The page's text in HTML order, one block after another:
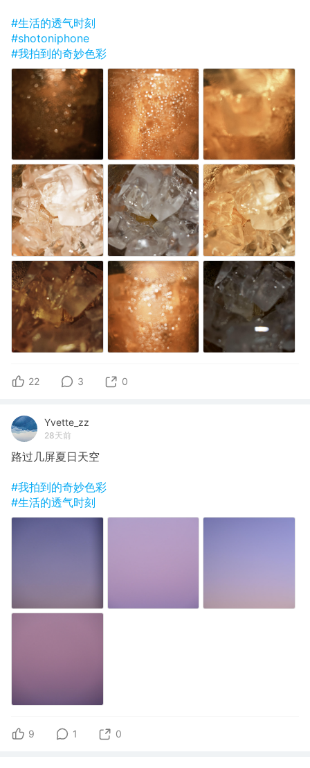
#生活的透气时刻
#shotoniphone
#我拍到的奇妙色彩
22 3 0
Yvette_zz
28天前
路过几屏夏日天空
#我拍到的奇妙色彩
#生活的透气时刻
9 1 0